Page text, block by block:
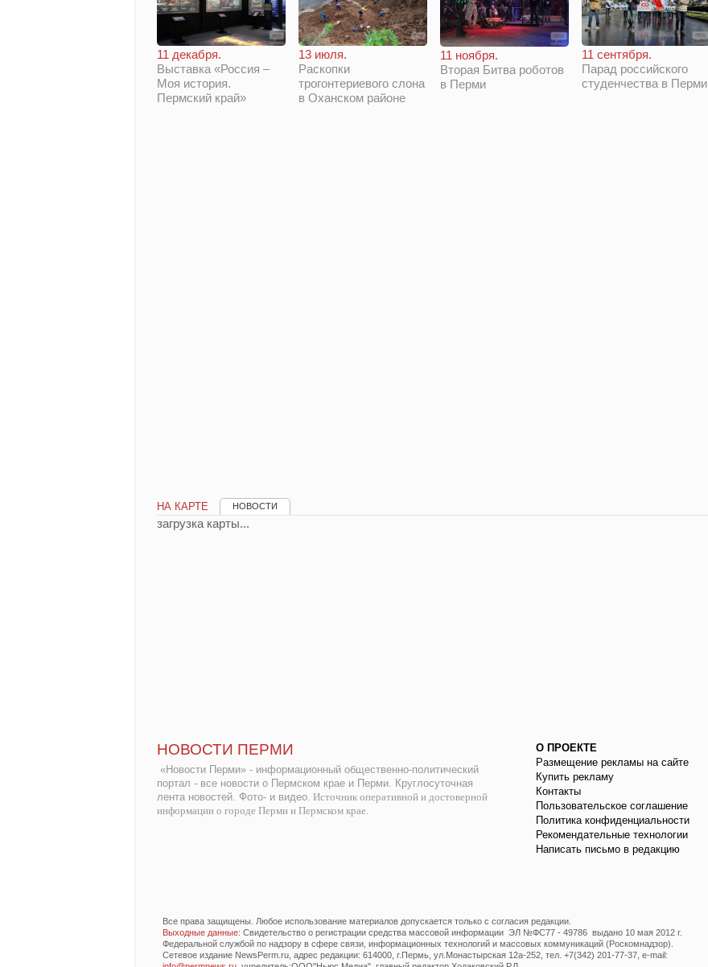
11 декабря.
Выставка «Россия –
Моя история.
Пермский край»
13 июля.
Раскопки
трогонтериевого слона
в Оханском районе
11 ноября.
Вторая Битва роботов
в Перми
11 сентября.
Парад российского
студенчества в Перми
НА КАРТЕ НОВОСТИ
загрузка карты...
НОВОСТИ ПЕРМИ
«Новости Перми» - информационный общественно-политический
портал - все новости о Пермском крае и Перми. Круглосуточная
лента новостей. Фото- и видео. Источник оперативной и достоверной
информации о городе Перми и Пермском крае.
О ПРОЕКТЕ
Размещение рекламы на сайте
Купить рекламу
Контакты
Пользовательское соглашение
Политика конфиденциальности
Рекомендательные технологии
Написать письмо в редакцию
Все права защищены. Любое использование материалов допускается только с согласия редакции.
Выходные данные: Свидетельство о регистрации средства массовой информации ЭЛ №ФС77 - 49786 выдано 10 мая 2012 г.
Федеральной службой по надзору в сфере связи, информационных технологий и массовых коммуникаций (Роскомнадзор).
Сетевое издание NewsPerm.ru, адрес редакции: 614000, г.Пермь, ул.Монастырская 12а-252, тел. +7(342) 201-77-37, e-mail: